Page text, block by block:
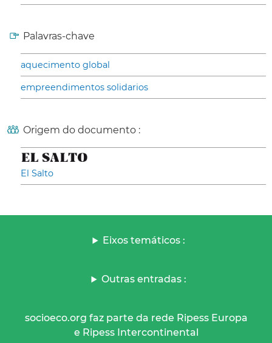
Palavras-chave
aquecimento global
empreendimentos solidarios
Origem do documento :
El Salto
Eixos temáticos :
Outras entradas :
socioeco.org faz parte da rede Ripess Europa
e Ripess Intercontinental